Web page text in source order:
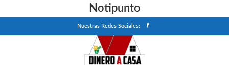
Notipunto
Nuestras Redes Sociales: